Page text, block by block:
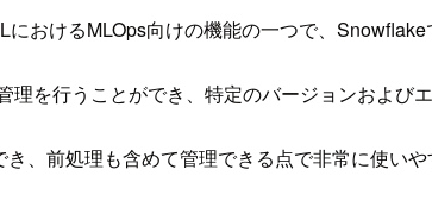
おけるMLOps向けの機能の一つで、
理を行うことができ、特定のバージョンおよび
、前処理も含めて管理できる点で非常に使いや